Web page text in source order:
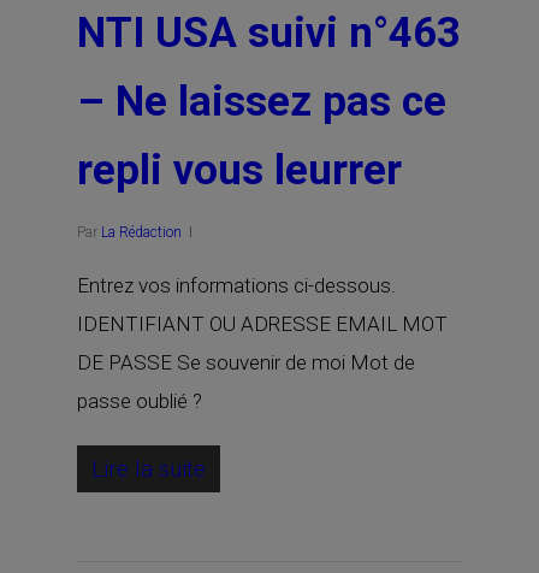
NTI USA suivi n°463
– Ne laissez pas ce
repli vous leurrer
Par La Rédaction
Entrez vos informations ci-dessous.
IDENTIFIANT OU ADRESSE EMAIL MOT
DE PASSE Se souvenir de moi Mot de
passe oublié ?
Lire la suite